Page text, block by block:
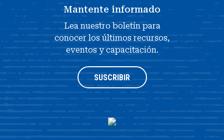
Mantente informado
Lea nuestro boletín para
conocer los últimos recursos,
eventos y capacitación.
SUSCRIBIR